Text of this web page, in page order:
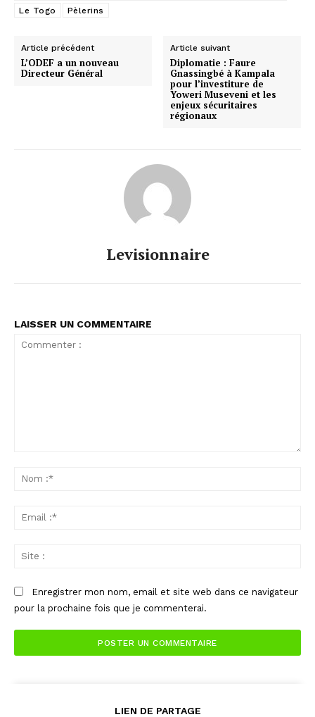
Le Togo Pèlerins
Article précédent
L’ODEF a un nouveau
Directeur Général
Article suivant
Diplomatie : Faure
Gnassingbé à Kampala
pour l’investiture de
Yoweri Museveni et les
enjeux sécuritaires
régionaux
Levisionnaire
LAISSER UN COMMENTAIRE
Enregistrer mon nom, email et site web dans ce navigateur
pour la prochaine fois que je commenterai.
LIEN DE PARTAGE